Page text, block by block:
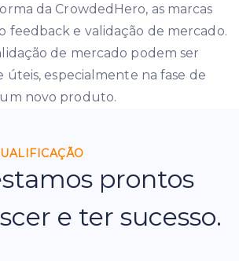
da CrowdedHero, as marcas
feedback e validação de mercado.
de mercado podem ser
especialmente na fase de
novo produto.
prontos
e ter sucesso.